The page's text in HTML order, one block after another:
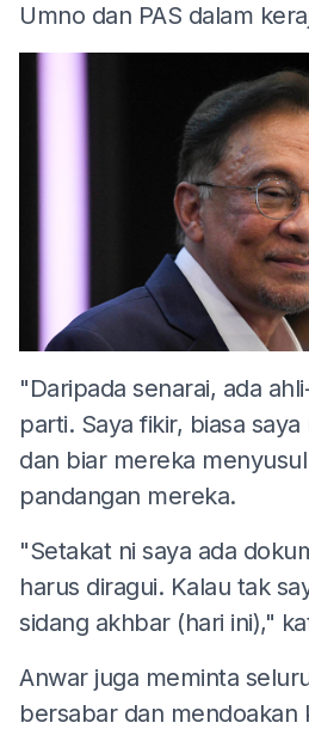
Umno dan PAS dalam
"Daripada senarai, ada
parti. Saya fikir, biasa
dan biar mereka
pandangan mereka.
"Setakat ni saya ada
harus diragui. Kalau tak
sidang akhbar (hari ini),"
Anwar juga meminta
bersabar dan mendoakan